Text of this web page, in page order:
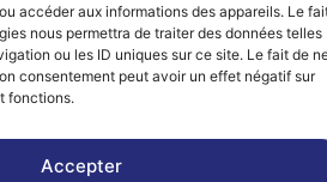
accéder aux informations des appareils. Le
nous permettra de traiter des données telles
ou les ID uniques sur ce site. Le fait de
consentement peut avoir un effet négatif sur
fonctions.
Accepter